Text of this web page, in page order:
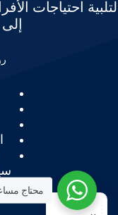
لتلبية احتياجات
محتاج